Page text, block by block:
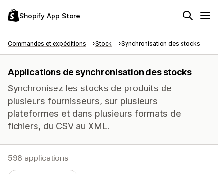
Shopify App Store
Commandes et expéditions Stock Synchronisation des stocks
Applications de synchronisation des stocks
Synchronisez les stocks de produits de
plusieurs fournisseurs, sur plusieurs
plateformes et dans plusieurs formats de
fichiers, du CSV au XML.
598 applications